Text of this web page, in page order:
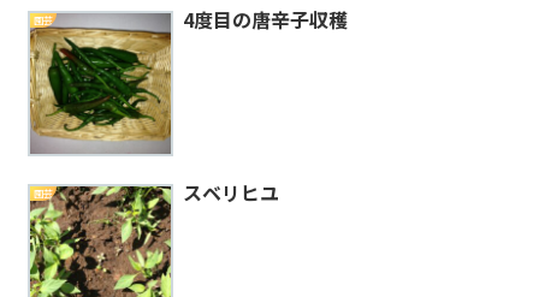
園芸 4度目の唐辛子収穫
園芸 スベリヒユ